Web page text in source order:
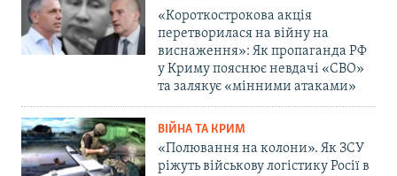
«Короткострокова акція
перетворилася на війну на
виснаження»: Як пропаганда РФ
у Криму пояснює невдачі «СВО»
та залякує «мінними атаками»
ВІЙНА ТА КРИМ
«Полювання на колони». Як ЗСУ
ріжуть військову логістику Росії в